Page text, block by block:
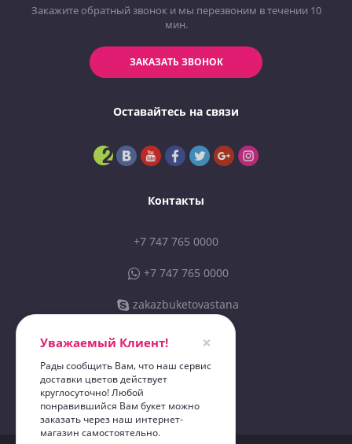
Закажите обратный звонок и мы перезвоним в течении 10
мин.
ЗАКАЗАТЬ ЗВОНОК
Оставайтесь на связи
Контакты
+7 747 765 0000
+7 747 765 0000
zakazbuketovastana
sales@zbastana.kz
ИП «Zakazbuketov 01»
"Zakazbuketov"
Уважаемый Клиент! ×
Рады сообщить Вам, что наш сервис
доставки цветов действует
круглосуточно! Любой
понравившийся Вам букет можно
заказать через наш интернет-
магазин самостоятельно.